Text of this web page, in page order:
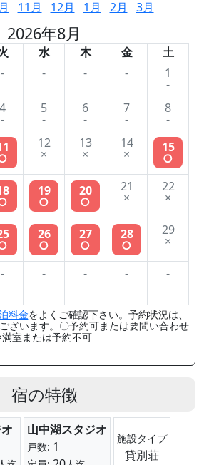
11月 12月 1月 2月 3月
2026年8月
水 木 金
土
- - - - 1
-
4
-
5
-
6
-
7
-
8
-
12
×
13
×
14
× 15
○
19
○
20
○
21
×
22
×
26
○
27
○
28
○
29
×
- - - - -
料金をよくご確認下さい。予約状況は、
ざいます。〇予約可または要問い合わせ
満室または予約不可
宿の特徴
山中湖スタジオ
戸数: 1
施設タイプ
貸別荘